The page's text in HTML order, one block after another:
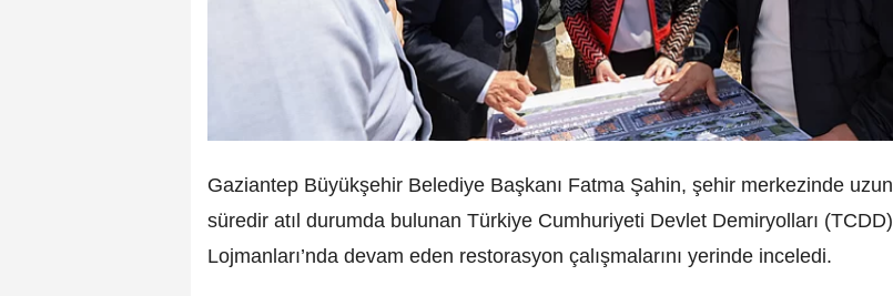
Gaziantep Büyükşehir Belediye Başkanı Fatma Şahin, şehir merkezinde uzun
süredir atıl durumda bulunan Türkiye Cumhuriyeti Devlet Demiryolları (TCDD)
Lojmanları’nda devam eden restorasyon çalışmalarını yerinde inceledi.